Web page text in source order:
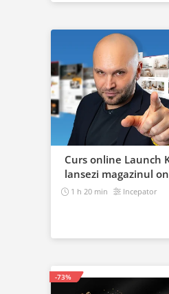
Curs online Launch
lansezi magazinul
din prima zi
1 h 20 min Incepator
-73%